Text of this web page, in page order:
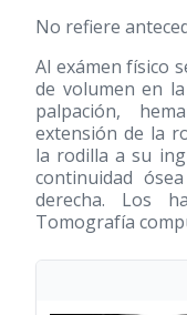
No refiere
Al exámen físico
de volumen en
palpación,
extensión de la
la rodilla a su
continuidad
derecha. Los
Tomografía